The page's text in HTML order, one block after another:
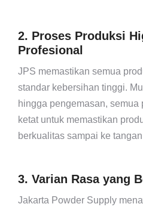
2. Proses Produksi
Profesional
JPS memastikan semua
standar kebersihan tinggi.
hingga pengemasan, semua
ketat untuk memastikan
berkualitas sampai ke
3. Varian Rasa yang
Jakarta Powder Supply